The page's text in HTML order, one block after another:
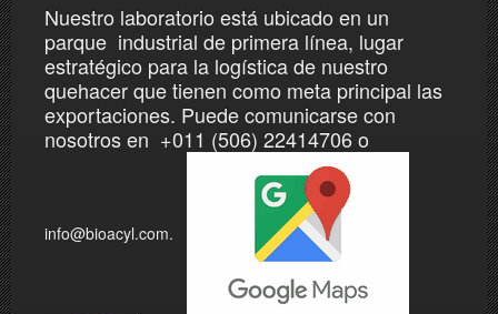
Nuestro laboratorio está ubicado en un
parque industrial de primera línea, lugar
estratégico para la logística de nuestro
quehacer que tienen como meta principal las
exportaciones. Puede comunicarse con
nosotros en +011 (506) 22414706 o
info@bioacyl.com.